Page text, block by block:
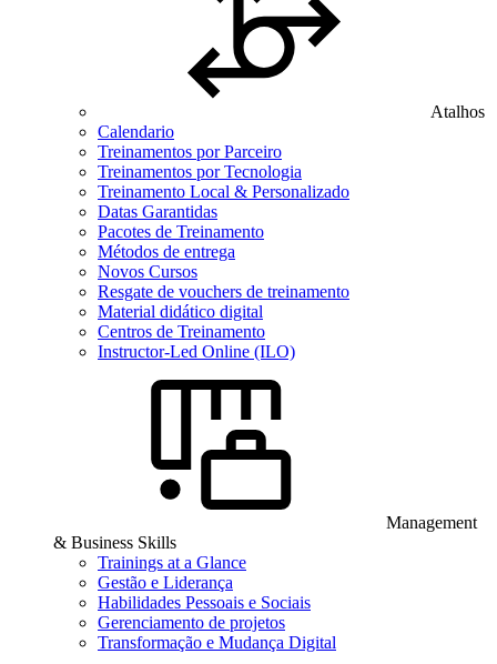
Atalhos
Calendario
Treinamentos por Parceiro
Treinamentos por Tecnologia
Treinamento Local & Personalizado
Datas Garantidas
Pacotes de Treinamento
Métodos de entrega
Novos Cursos
Resgate de vouchers de treinamento
Material didático digital
Centros de Treinamento
Instructor-Led Online (ILO)
Management
& Business Skills
Trainings at a Glance
Gestão e Liderança
Habilidades Pessoais e Sociais
Gerenciamento de projetos
Transformação e Mudança Digital